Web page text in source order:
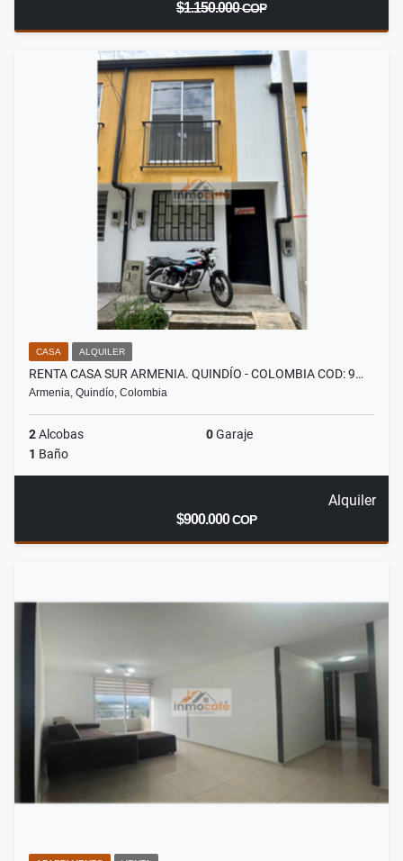
$1.150.000COP
CASA ALQUILER
RENTA CASA SUR ARMENIA. QUINDÍO - COLOMBIA COD: 9…
Armenia, Quindío, Colombia
2Alcobas 0Garaje
1 Baño
Alquiler
$900.000COP